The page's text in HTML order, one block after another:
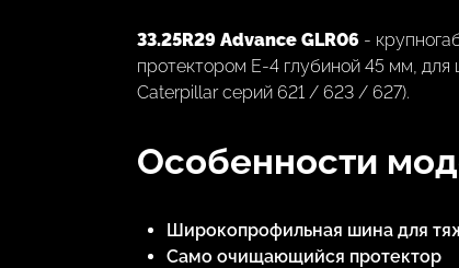
33.25R29 Advance GLR06 -
протектором E-4 глубиной 45 мм,
Caterpillar серий 621 / 623 / 627).
Особенности
Широкопрофильная шина для
Само очищающийся протектор